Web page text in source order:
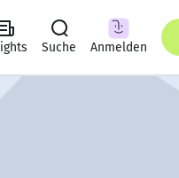
Suche Anmelden